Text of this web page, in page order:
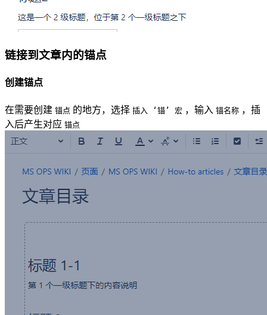
链接到文章内的锚点
创建锚点
在需要创建 锚点 的地方，选择 插入 ‘锚’ 宏 ，输入 锚名称 ，插
入后产生对应 锚点